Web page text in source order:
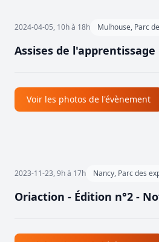
2024-04-05, 10h à 18h Mulhouse, Parc
Assises de l'apprentissage
Voir les photos de l'évènement
2023-11-23, 9h à 17h Nancy, Parc des
Oriaction - Édition n°2 -